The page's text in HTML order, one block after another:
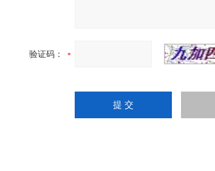
验证码：